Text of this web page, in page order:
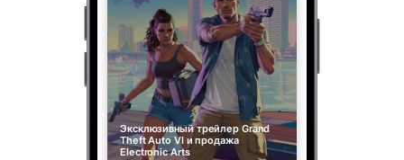
Эксклюзивный трейлер Grand
Theft Auto VI и продажа
Electronic Arts